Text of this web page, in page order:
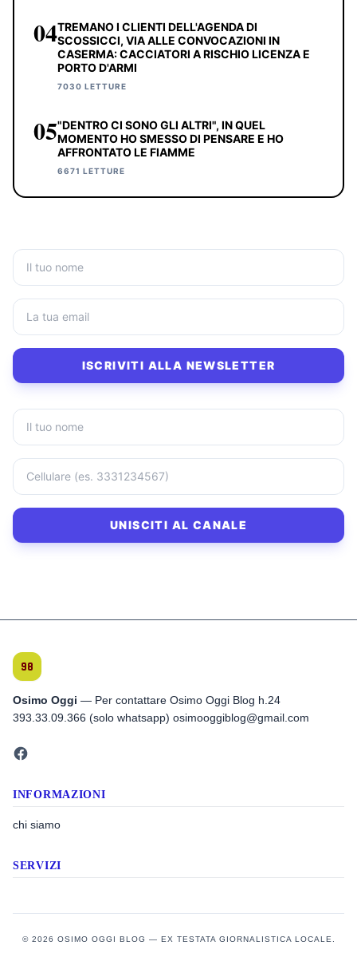
04TREMANO I CLIENTI DELL'AGENDA DI
SCOSSICCI, VIA ALLE CONVOCAZIONI IN
CASERMA: CACCIATORI A RISCHIO LICENZA E
PORTO D'ARMI
7030 LETTURE
05"DENTRO CI SONO GLI ALTRI", IN QUEL
MOMENTO HO SMESSO DI PENSARE E HO
AFFRONTATO LE FIAMME
6671 LETTURE
ISCRIVITI ALLA NEWSLETTER
UNISCITI AL CANALE
Osimo Oggi — Per contattare Osimo Oggi Blog h.24
393.33.09.366 (solo whatsapp) osimooggiblog@gmail.com
INFORMAZIONI
chi siamo
SERVIZI
© 2026 OSIMO OGGI BLOG — EX TESTATA GIORNALISTICA LOCALE.